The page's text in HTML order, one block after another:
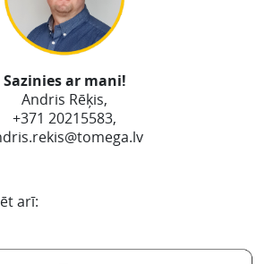
Sazinies ar mani!
Andris Rēķis,
+371 20215583,
arī: